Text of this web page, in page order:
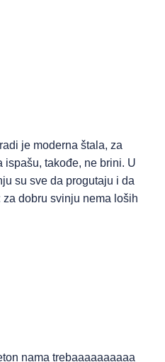
je moderna štala, za
ispašu, takođe, ne brini. U
su sve da progutaju i da
dobru svinju nema loših
nama trebaaaaaaaaaa